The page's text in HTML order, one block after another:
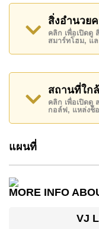
Mabprachan Lake
restaurants, sports
Going in the
main high street
full of local shops
Available for rent
2-month security
Estate on
สิ่งอำนวย
คลิก เพื่อเปิดดู
สมาร์ทโฮม, แ
สถานที่ใก
คลิก เพื่อเปิดดู
กอล์ฟ, แหล่งช็
แผนที่
MORE INFO
VJ